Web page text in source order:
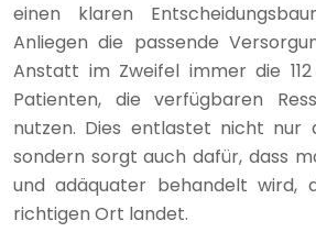
einen klaren
Anliegen die passende
Anstatt im Zweifel immer die
Patienten, die verfügbaren
nutzen. Dies entlastet nicht nur
sondern sorgt auch dafür, dass
und adäquater behandelt wird,
richtigen Ort landet.